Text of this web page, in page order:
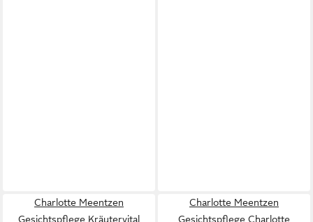
Charlotte Meentzen
Gesichtspflege Kräutervital
Charlotte Meentzen
Gesichtspflege Charlotte